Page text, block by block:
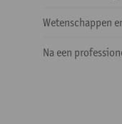
Wetenschappen
Na een